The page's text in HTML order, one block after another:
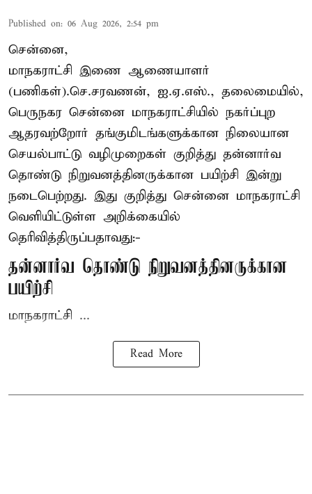
Published on: 06 Aug 2026, 2:54 pm
சென்னை,
மாநகராட்சி இணை ஆணையாளர்
(பணிகள்).செ.சரவணன், ஐ.ஏ.எஸ்., தலைமையில்,
பெருநகர சென்னை மாநகராட்சியில் நகர்ப்புற
ஆதரவற்றோர் தங்குமிடங்களுக்கான நிலையான
செயல்பாட்டு வழிமுறைகள் குறித்து தன்னார்வ
தொண்டு நிறுவனத்தினருக்கான பயிற்சி இன்று
நடைபெற்றது. இது குறித்து சென்னை மாநகராட்சி
வெளியிட்டுள்ள அறிக்கையில்
தெரிவித்திருப்பதாவது:-
தன்னார்வ தொண்டு நிறுவனத்தினருக்கான
பயிற்சி
மாநகராட்சி ...
Read More